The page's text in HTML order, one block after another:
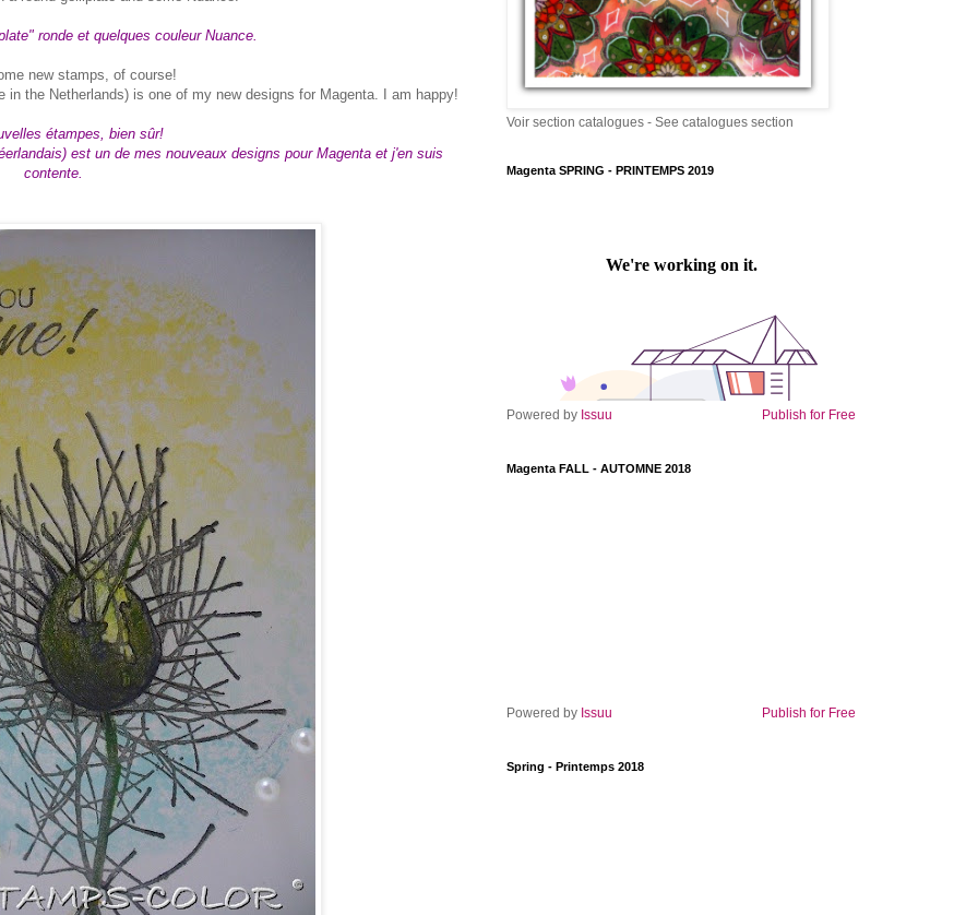
ronde et quelques couleur Nuance.
new stamps, of course!
the Netherlands) is one of my new designs for Magenta. I am happy!
étampes, bien sûr!
est un de mes nouveaux designs pour Magenta et j'en suis
contente.
Voir section catalogues - See catalogues section
Magenta SPRING - PRINTEMPS 2019
Powered by Issuu Publish for Free
Magenta FALL - AUTOMNE 2018
Powered by Issuu Publish for Free
Spring - Printemps 2018